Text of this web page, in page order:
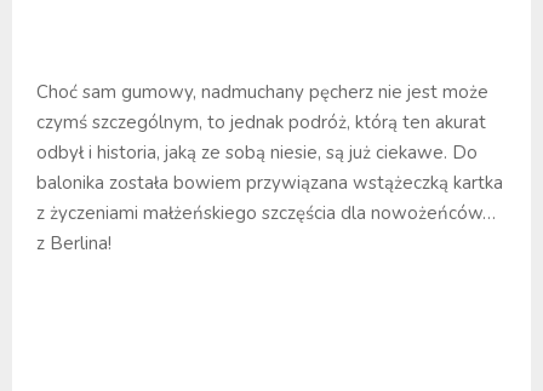
Choć sam gumowy, nadmuchany pęcherz nie jest może
czymś szczególnym, to jednak podróż, którą ten akurat
odbył i historia, jaką ze sobą niesie, są już ciekawe. Do
balonika została bowiem przywiązana wstążeczką kartka
z życzeniami małżeńskiego szczęścia dla nowożeńców…
z Berlina!